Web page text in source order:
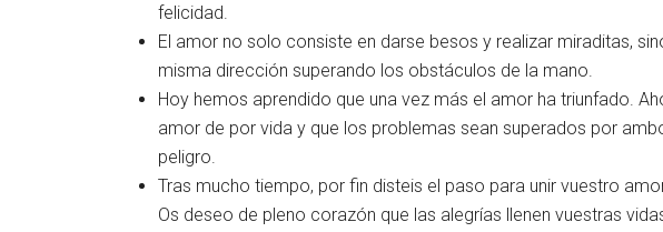
felicidad.
El amor no solo consiste en darse besos y realizar miraditas,
misma dirección superando los obstáculos de la mano.
Hoy hemos aprendido que una vez más el amor ha triunfado.
amor de por vida y que los problemas sean superados por
peligro.
Tras mucho tiempo, por fin disteis el paso para unir vuestro
Os deseo de pleno corazón que las alegrías llenen vuestras